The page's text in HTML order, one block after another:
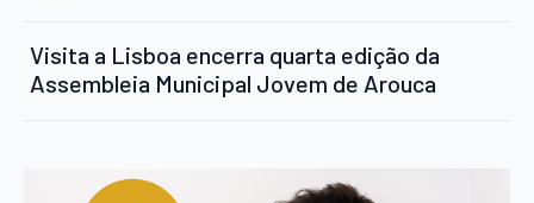
Visita a Lisboa encerra quarta edição da
Assembleia Municipal Jovem de Arouca